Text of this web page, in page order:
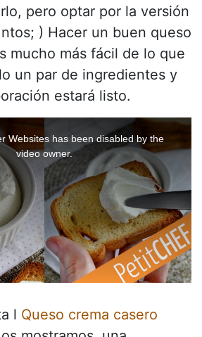
pero optar por la versión
) Hacer un buen queso
mucho más fácil de lo que
un par de ingredientes y
estará listo.
Websites has been disabled by the
video owner.
l Queso crema casero